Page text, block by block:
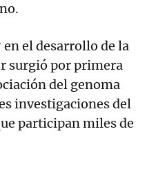
en el desarrollo de la
surgió por primera
del genoma
investigaciones del
participan miles de